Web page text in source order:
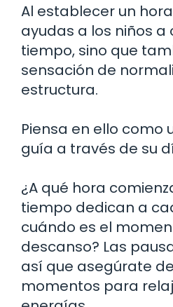
Al establecer un
ayudas a los niños a
tiempo, sino que
sensación de
estructura.
Piensa en ello como
guía a través de su
¿A qué hora
tiempo dedican a
cuándo es el
descanso? Las
así que asegúrate
momentos para